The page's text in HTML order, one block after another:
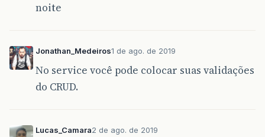
noite
Jonathan_Medeiros1 de ago. de 2019
No service você pode colocar suas validações
do CRUD.
Lucas_Camara2 de ago. de 2019